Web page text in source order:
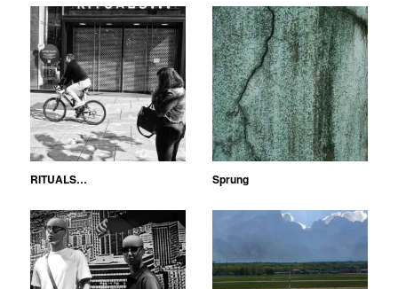
RITUALS… Sprung